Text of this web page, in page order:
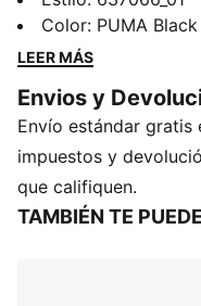
paneles laterales, sus
ADN de PUMA, el T7
paleta de colores
relajados y
oversized para darle
detalles
contraste y los
Color: PUMA Black
LEER MÁS
Envios y
Envío estándar gratis
impuestos y
que califiquen.
TAMBIÉN TE